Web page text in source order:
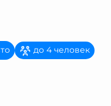
до 4 человек